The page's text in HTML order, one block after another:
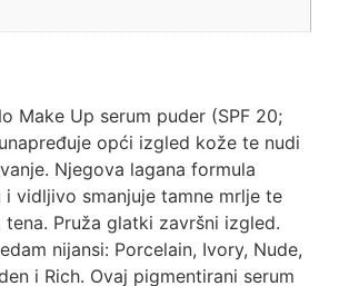
Make Up serum puder (SPF 20;
opći izgled kože te nudi
Njegova lagana formula
i vidljivo smanjuje tamne mrlje te
tena. Pruža glatki završni izgled.
nijansi: Porcelain, Ivory, Nude,
i Rich. Ovaj pigmentirani serum